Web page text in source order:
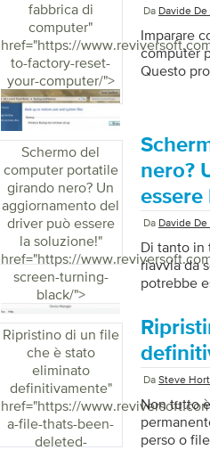
fabbrica di
computer"
href="https://
to-factory-reset-
your-computer/">
Da Davide
Imparare
computer
Questo
maggior
Schermo del
computer portatile
girando nero? Un
aggiornamento del
driver può essere
la soluzione!"
href="https://
screen-turning-
black/">
nero?
essere
Da Davide
Di tanto in
riavvia da
potrebbe
causa e la
è
video). Un
operativo
Ripristino di un file
che è stato
eliminato
definitivamente"
href="https://
a-file-thats-been-
deleted-
Da Steve
Non tutto
perso o